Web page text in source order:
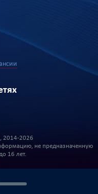
2014-2026
не предназначенную
16 лет.